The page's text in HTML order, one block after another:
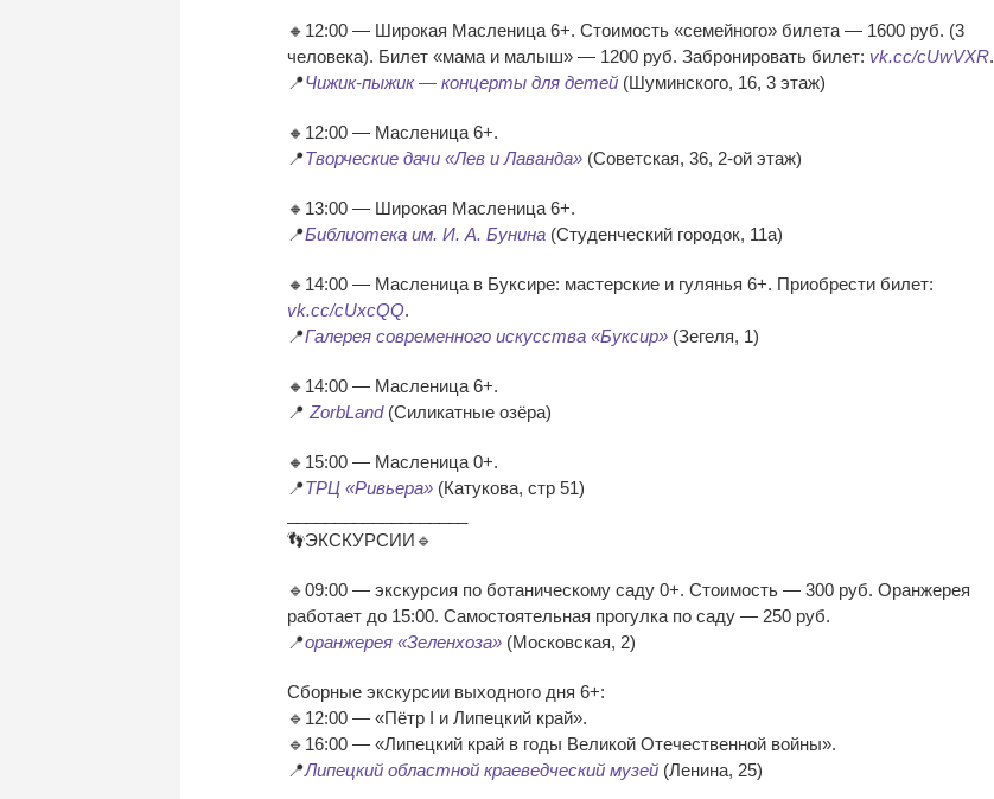
🔸12:00 — Широкая Масленица 6+. Стоимость «семейного» билета — 1600 руб. (3
человека). Билет «мама и малыш» — 1200 руб. Забронировать билет: vk.cc/cUwVXR.
📍Чижик-пыжик — концерты для детей (Шуминского, 16, 3 этаж)
🔸12:00 — Масленица 6+.
📍Творческие дачи «Лев и Лаванда» (Советская, 36, 2-ой этаж)
🔸13:00 — Широкая Масленица 6+.
📍Библиотека им. И. А. Бунина (Студенческий городок, 11а)
🔸14:00 — Масленица в Буксире: мастерские и гулянья 6+. Приобрести билет:
vk.cc/cUxcQQ.
📍Галерея современного искусства «Буксир» (Зегеля, 1)
🔸14:00 — Масленица 6+.
📍 ZorbLand(Силикатные озёра)
🔸15:00 — Масленица 0+.
📍ТРЦ «Ривьера» (Катукова, стр 51)
👣ЭКСКУРСИИ🔹
🔹09:00 — экскурсия по ботаническому саду 0+. Стоимость — 300 руб. Оранжерея
работает до 15:00. Самостоятельная прогулка по саду — 250 руб.
📍оранжерея «Зеленхоза» (Московская, 2)
Сборные экскурсии выходного дня 6+:
🔹12:00 — «Пётр I и Липецкий край».
🔹16:00 — «Липецкий край в годы Великой Отечественной войны».
📍Липецкий областной краеведческий музей (Ленина, 25)